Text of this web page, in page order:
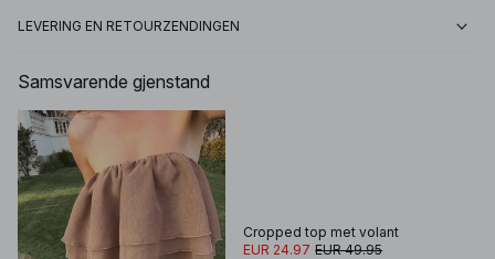
LEVERING EN RETOURZENDINGEN
Samsvarende gjenstand
Cropped top met volant
EUR 24.97 EUR 49.95